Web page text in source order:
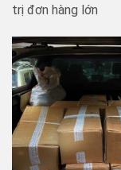
trị đơn hàng lớn